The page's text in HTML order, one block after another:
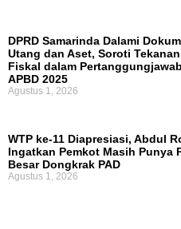
DPRD Samarinda Dalami
Utang dan Aset, Soroti Tekanan
Fiskal dalam
APBD 2025
Agustus 1, 2026
WTP ke-11 Diapresiasi, Abdul
Ingatkan Pemkot Masih Punya
Besar Dongkrak PAD
Agustus 1, 2026